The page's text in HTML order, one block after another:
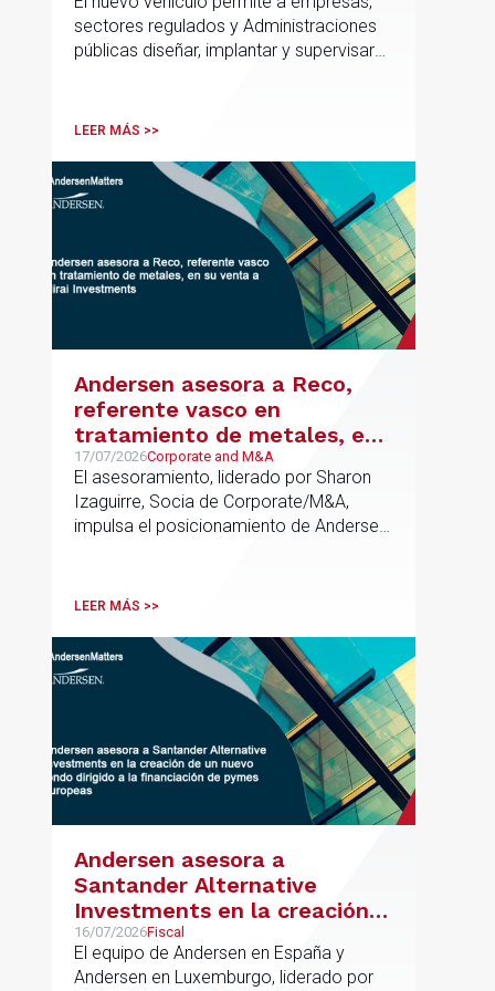
el marco regulatorio europeo
sectores regulados y Administraciones
públicas diseñar, implantar y supervisar
cumplimiento normativo desde el origen.
metodología propia de gestión de
riesgos de IA y se alinea con la
estrategia española de IA soberana
articulada en torno a ALIA.
LEER MÁS >>
Andersen asesora a Reco,
referente vasco en
tratamiento de metales, en
su venta a Mirai Investments
17/07/2026Corporate and M&A
El asesoramiento, liderado por Sharon
Izaguirre, Socia de Corporate/M&A,
impulsa el posicionamiento de Andersen
procesos estratégicos de M&A
LEER MÁS >>
Andersen asesora a
Santander Alternative
Investments en la creación
de un nuevo fondo dirigido a
la financiación de pymes
16/07/2026Fiscal
El equipo de Andersen en España y
Andersen en Luxemburgo, liderado por